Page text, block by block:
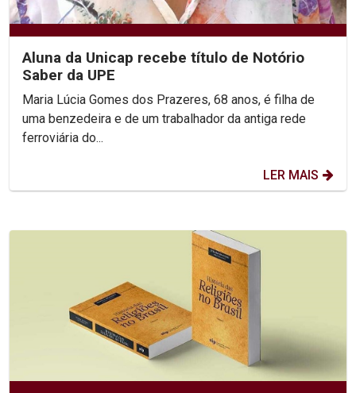
Aluna da Unicap recebe título de Notório
Saber da UPE
Maria Lúcia Gomes dos Prazeres, 68 anos, é filha de
uma benzedeira e de um trabalhador da antiga rede
ferroviária do...
LER MAIS